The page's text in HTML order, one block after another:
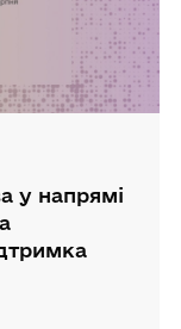
у напрямі